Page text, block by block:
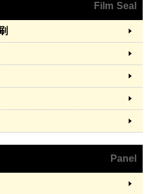
Film Seal
Panel